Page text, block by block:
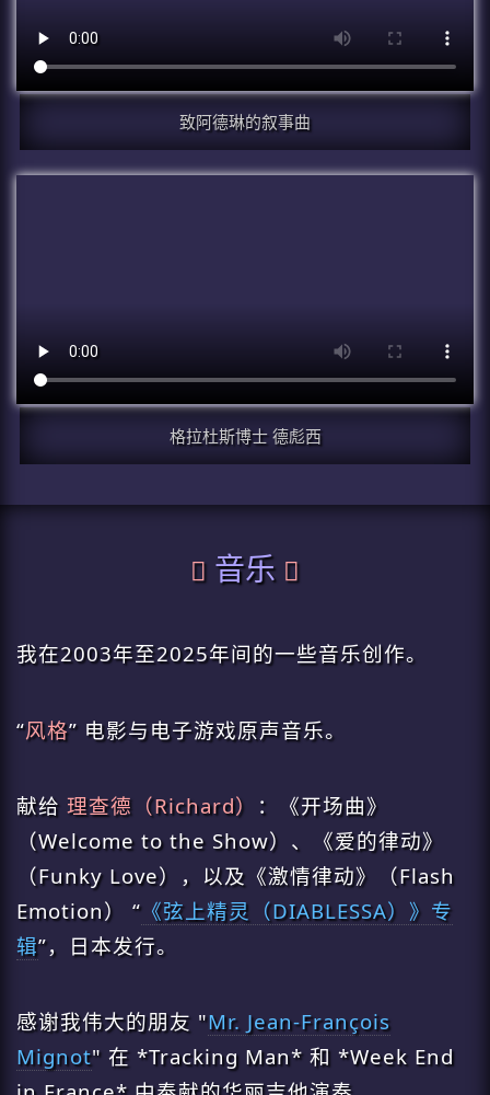
致阿德琳的叙事曲
格拉杜斯博士 德彪西
音乐
我在2003年至2025年间的一些音乐创作。
“风格” 电影与电子游戏原声音乐。
献给 理查德（Richard） ：《开场曲》
（Welcome to the Show）、《爱的律动》
（Funky Love），以及《激情律动》（Flash
Emotion） “ 《弦上精灵（DIABLESSA）》专
辑”，日本发行。
感谢我伟大的朋友 "Mr. Jean-François
Mignot" 在 *Tracking Man* 和 *Week End